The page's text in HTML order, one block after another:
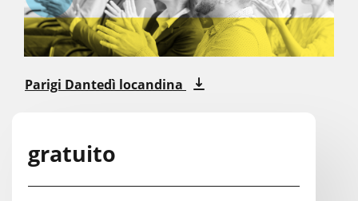
Parigi Dantedì locandina
gratuito